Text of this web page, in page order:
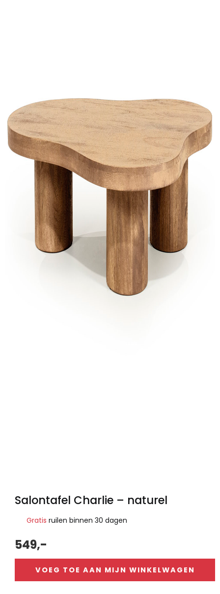
Salontafel Charlie – naturel
Gratis ruilen binnen 30 dagen
549,-
VOEG TOE AAN MIJN WINKELWAGEN